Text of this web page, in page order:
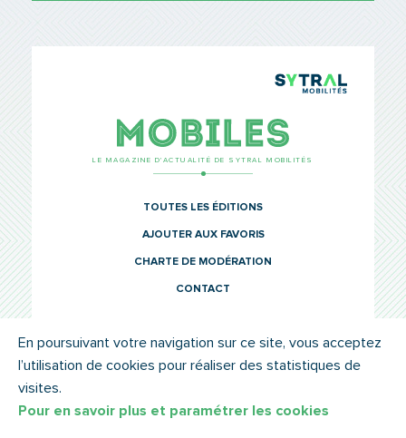
LE MAGAZINE D’ACTUALITÉ DE SYTRAL MOBILITÉS
TOUTES LES ÉDITIONS
AJOUTER AUX FAVORIS
CHARTE DE MODÉRATION
CONTACT
© SYTRAL MOBILITÉS 2022 MENTIONS LÉGALES
En poursuivant votre navigation sur ce site, vous acceptez
l’utilisation de cookies pour réaliser des statistiques de
visites.
Pour en savoir plus et paramétrer les cookies